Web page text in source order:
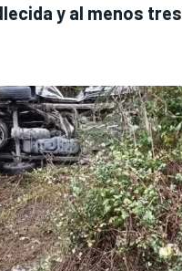
y al menos tres